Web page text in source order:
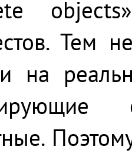
Тем
на